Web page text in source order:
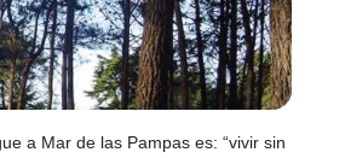
a Mar de las Pampas es: “vivir sin